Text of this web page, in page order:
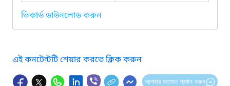
ভিকার্ড ডাউনলোড করুন
এই কনটেন্টটি শেয়ার করতে ক্লিক করুন
আপনার মতামত প্রদান করুন